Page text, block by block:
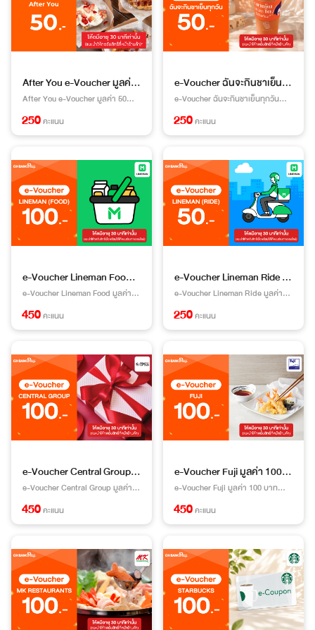
After You e-Voucher มูลค่า 50 บาท
After You e-Voucher มูลค่า 50
บาท หมายเหตุ : e-Voucher ทั้งหมด
ได้รับการดูแลโดยบริษัทตัวแทนจัดหา
และการใช้ e-Voucher กรุณาติดต่อ
ทางเบอร์ Call Center เบอร์ 02-
021-0147 หรือ Line OA:
@fccghsupport ให้บริการทุกวัน 24
250คะแนน
e-Voucher ฉันจะกินชาเย็นทุกวัน มูลค่า 50 บาท
e-Voucher ฉันจะกินชาเย็นทุกวัน
มูลค่า 50 บาท หมายเหตุ : e-
Voucher ทั้งหมดได้รับการดูแลโดย
สงสัยเรื่องการแลกและการใช้ e-
Voucher กรุณาติดต่อ ทางเบอร์ Call
Center เบอร์ 083-435-1114 หรือ
Line OA: @fysupport (มี @) ให้
บริการทุกวันเวลา 9.00 น.- 21.00 น.
250คะแนน
e-Voucher Lineman Food มูลค่า 100 บาท
e-Voucher Lineman Food มูลค่า
100 บาท หมายเหตุ : e-Voucher
ทั้งหมดได้รับการดูแลโดยบริษัท
เรื่องการแลกและการใช้ e-Voucher
กรุณาติดต่อ ทางเบอร์ Call Center
เบอร์ 083-435-1114 หรือ Line
OA: @fysupport (มี @) ให้บริการทุก
วันเวลา 9.00 น.- 21.00 น.
450คะแนน
e-Voucher Lineman Ride มูลค่า 50 บาท
e-Voucher Lineman Ride มูลค่า
50 บาท หมายเหตุ : e-Voucher
ทั้งหมดได้รับการดูแลโดยบริษัท
เรื่องการแลกและการใช้ e-Voucher
กรุณาติดต่อ ทางเบอร์ Call Center
เบอร์ 083-435-1114 หรือ Line
OA: @fysupport (มี @) ให้บริการทุก
วันเวลา 9.00 น.- 21.00 น.
250คะแนน
e-Voucher Central Group มูลค่า 100 บาท
e-Voucher Central Group มูลค่า
100 บาท หมายเหตุ : e-Voucher
ทั้งหมดได้รับการดูแลโดยบริษัท
เรื่องการแลกและการใช้ e-Voucher
กรุณาติดต่อ ทางเบอร์ Call Center
เบอร์ 083-435-1114 หรือ Line
OA: @fysupport (มี @) ให้บริการทุก
วันเวลา 9.00 น.- 21.00 น.
450คะแนน
e-Voucher Fuji มูลค่า 100 บาท
e-Voucher Fuji มูลค่า 100 บาท
หมายเหตุ : e-Voucher ทั้งหมดได้รับ
การดูแลโดยบริษัทตัวแทนจัดหาสินค้า
ใช้ e-Voucher กรุณาติดต่อ ทางเบอร์
Call Center เบอร์ 083-435-
1114 หรือ Line OA: @fysupport (มี
@) ให้บริการทุกวันเวลา 9.00 น.-
450คะแนน